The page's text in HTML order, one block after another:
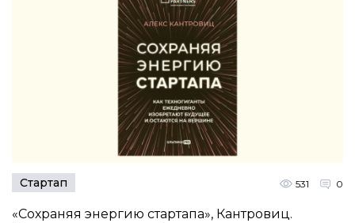
Стартап 531 0
«Сохраняя энергию стартапа», Кантровиц.